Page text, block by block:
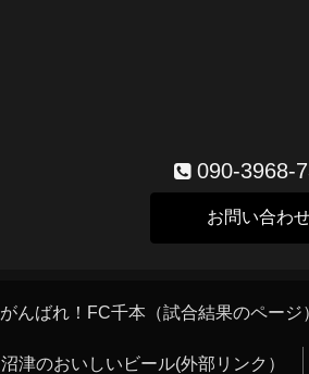
090-3968-
お問い合わ
がんばれ！FC千本（試合結果のページ
沼津のおいしいビール(外部リンク）